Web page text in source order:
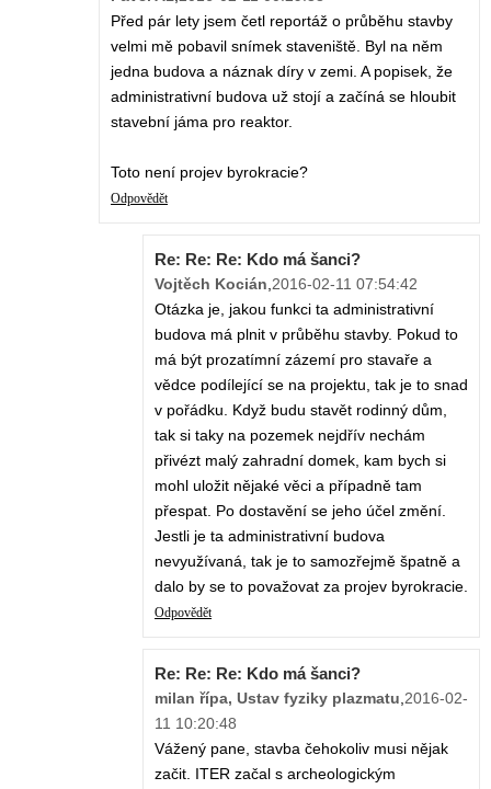
Před pár lety jsem četl reportáž o průběhu stavby
velmi mě pobavil snímek staveniště. Byl na něm
jedna budova a náznak díry v zemi. A popisek, že
administrativní budova už stojí a začíná se hloubit
stavební jáma pro reaktor.
Toto není projev byrokracie?
Odpovědět
Re: Re: Re: Kdo má šanci?
Vojtěch Kocián,2016-02-11 07:54:42
Otázka je, jakou funkci ta administrativní
budova má plnit v průběhu stavby. Pokud to
má být prozatímní zázemí pro stavaře a
vědce podílející se na projektu, tak je to snad
v pořádku. Když budu stavět rodinný dům,
tak si taky na pozemek nejdřív nechám
přivézt malý zahradní domek, kam bych si
mohl uložit nějaké věci a případně tam
přespat. Po dostavění se jeho účel změní.
Jestli je ta administrativní budova
nevyužívaná, tak je to samozřejmě špatně a
dalo by se to považovat za projev byrokracie.
Odpovědět
Re: Re: Re: Kdo má šanci?
milan řípa, Ustav fyziky plazmatu,2016-02-
11 10:20:48
Vážený pane, stavba čehokoliv musi nějak
začit. ITER začal s archeologickým